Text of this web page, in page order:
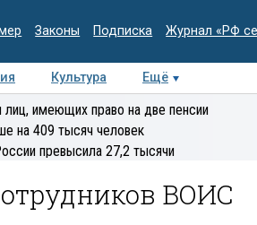
Законы Подписка Журнал «РФ
Культура
Ещё
Колумнисты
имеющих право на две пенсии
на 409 тысяч человек
превысила 27,2 тысячи
ВОИС